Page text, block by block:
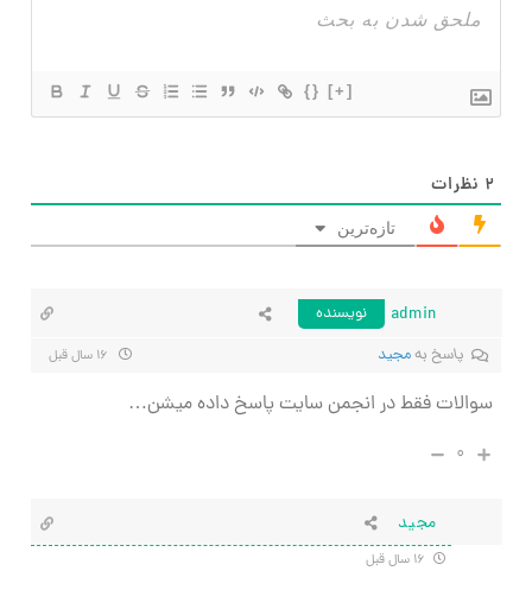
تازه‌ترین
نویسنده
پاسخ به مجید
فقط در انجمن سایت پاسخ داده میشن…